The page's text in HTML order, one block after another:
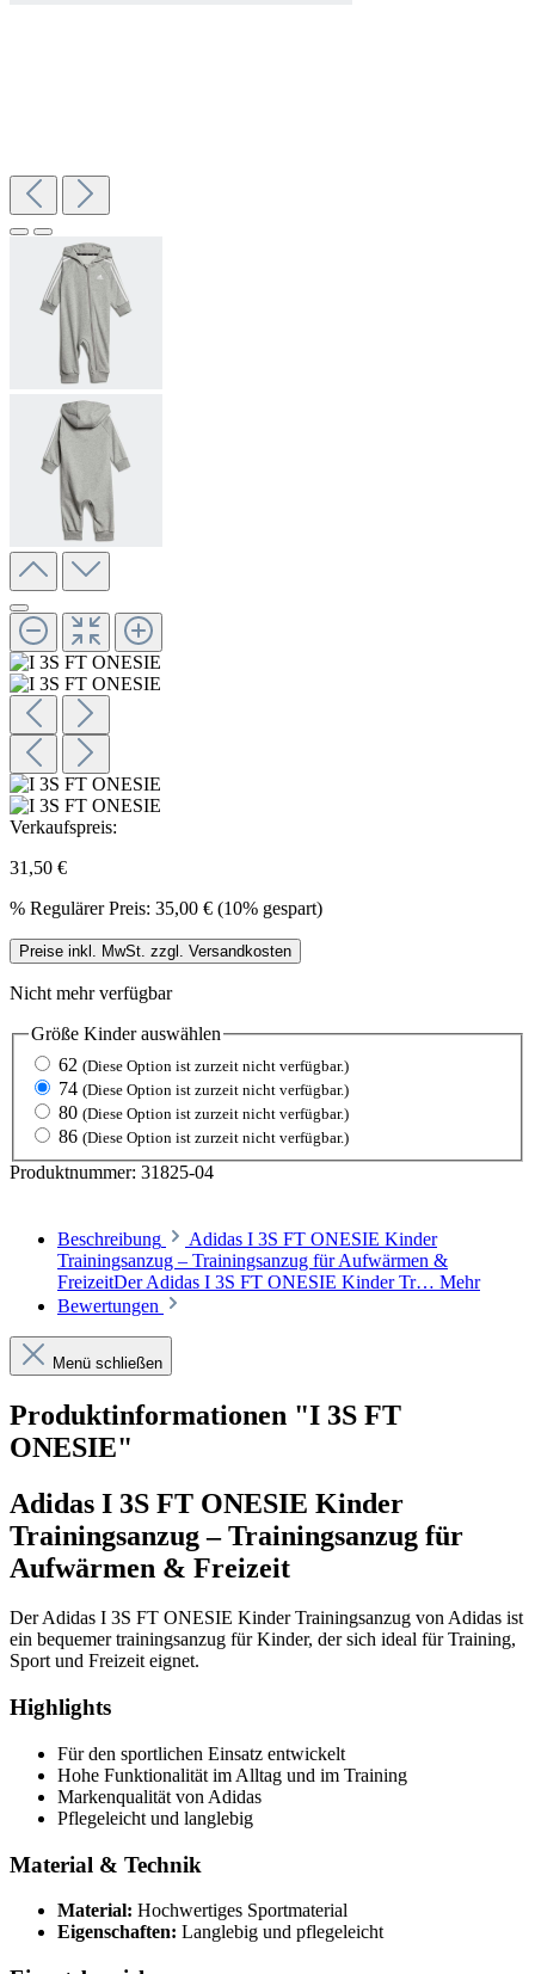
Verkaufspreis:
31,50 €
% Regulärer Preis: 35,00 € (10% gespart)
Preise inkl. MwSt. zzgl. Versandkosten
Nicht mehr verfügbar
Größe Kinderauswählen
62 (Diese Option ist zurzeit nicht verfügbar.)
74 (Diese Option ist zurzeit nicht verfügbar.)
80 (Diese Option ist zurzeit nicht verfügbar.)
86 (Diese Option ist zurzeit nicht verfügbar.)
Produktnummer: 31825-04
Beschreibung
Adidas I 3S FT ONESIE Kinder
Trainingsanzug – Trainingsanzug für Aufwärmen &
FreizeitDer Adidas I 3S FT ONESIE Kinder Tr… Mehr
Bewertungen
Menü schließen
Produktinformationen "I 3S FT
ONESIE"
Adidas I 3S FT ONESIE Kinder
Trainingsanzug – Trainingsanzug für
Aufwärmen & Freizeit
Der Adidas I 3S FT ONESIE Kinder Trainingsanzug von Adidas ist
ein bequemer trainingsanzug für Kinder, der sich ideal für Training,
Sport und Freizeit eignet.
Highlights
Für den sportlichen Einsatz entwickelt
Hohe Funktionalität im Alltag und im Training
Markenqualität von Adidas
Pflegeleicht und langlebig
Material & Technik
Material: Hochwertiges Sportmaterial
Eigenschaften: Langlebig und pflegeleicht